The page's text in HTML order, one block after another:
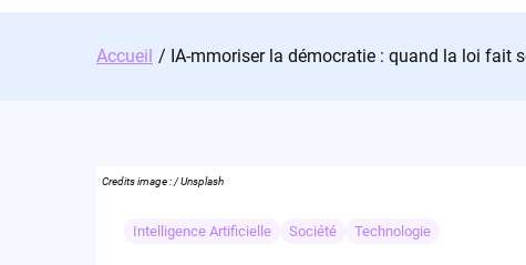
Accueil IA-mmoriser la démocratie : quand la loi fait
Credits image : / Unsplash
Intelligence Artificielle Société Technologie